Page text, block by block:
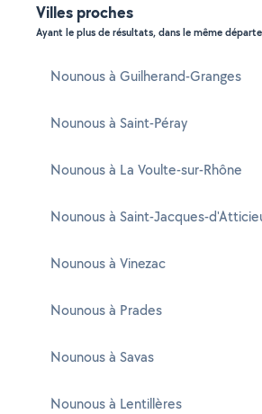
Villes proches
Ayant le plus de résultats, dans le même
Nounous à Guilherand-Granges
Nounous à Saint-Péray
Nounous à La Voulte-sur-Rhône
Nounous à Saint-Jacques-
Nounous à Vinezac
Nounous à Prades
Nounous à Savas
Nounous à Lentillères